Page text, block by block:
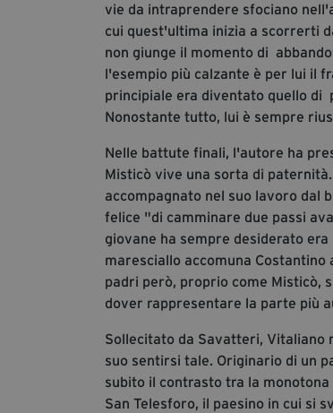
vie da intraprendere sfociano
cui quest'ultima inizia a scorrerti
non giunge il momento di
l'esempio più calzante è per lui il
principiale era diventato quello di
Nonostante tutto, lui è sempre
Nelle battute finali, l'autore ha
Misticò vive una sorta di
accompagnato nel suo lavoro dal
felice "di camminare due passi
giovane ha sempre desiderato
maresciallo accomuna
padri però, proprio come Misticò,
dover rappresentare la parte più
Sollecitato da Savatteri, Vitaliano
suo sentirsi tale. Originario di un
subito il contrasto tra la
San Telesforo, il paesino in cui si